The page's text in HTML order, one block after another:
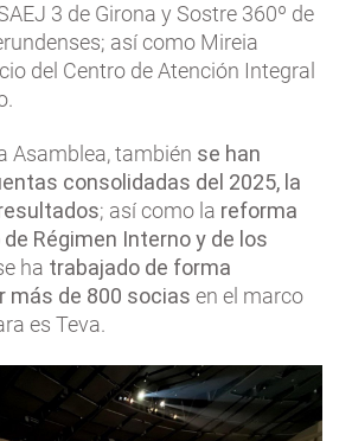
3 de Girona y Sostre 360º de
así como Mireia
del Centro de Atención Integral
Asamblea, también se han
consolidadas del 2025, la
; así como la reforma
Régimen Internoy de los
ha trabajado de forma
más de 800 socias en el marco
es Teva.